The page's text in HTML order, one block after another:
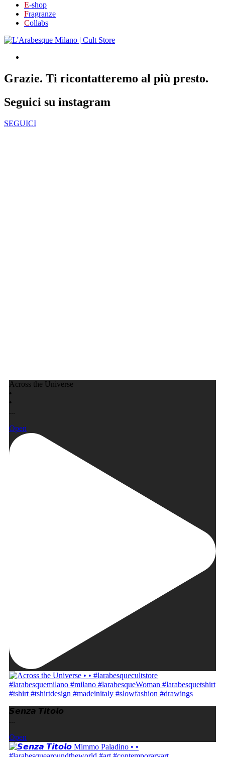
E-shop
Fragranze
Collabs
Grazie. Ti ricontatteremo al più presto.
Seguici su instagram
SEGUICI
Across the Universe
•
•
...
Open
𝙎𝙚𝙣𝙯𝙖 𝙏𝙞𝙩𝙤𝙡𝙤
...
Open